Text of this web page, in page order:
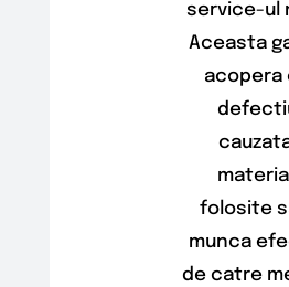
service-ul
Aceasta
acopera
folosite
munca
de catre